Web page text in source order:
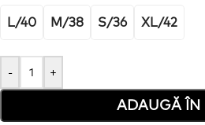
L/40 M/38 S/36 XL/42
- +
ADAUGĂ ÎN